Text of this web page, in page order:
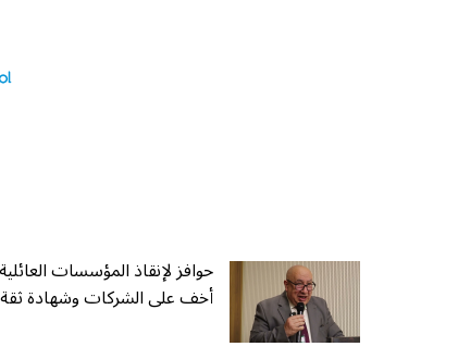
حوافز لإنقاذ المؤسسات
أخف على الشركات وشهادة ثقة